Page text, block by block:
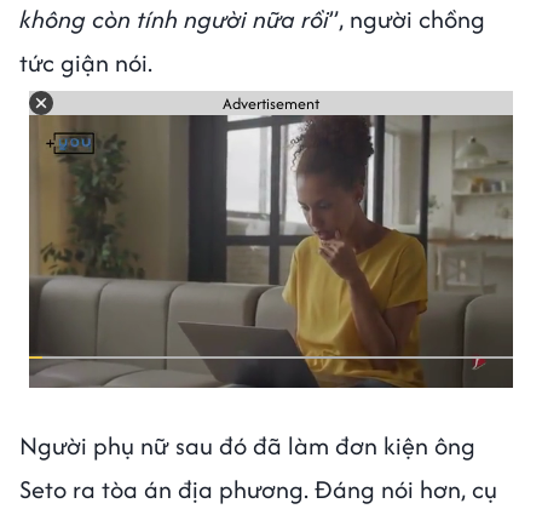
không còn tính người nữa rồi”, người chồng
tức giận nói.
Advertisement
Người phụ nữ sau đó đã làm đơn kiện ông
Seto ra tòa án địa phương. Đáng nói hơn, cụ